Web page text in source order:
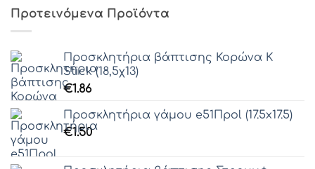
Γραμματοσειρά 51
Γραμματοσειρά 52
Γραμματοσειρά 53
Προτεινόμενα Προϊόντα
Προσκλητήρια βάπτισης Κορώνα Κ
Stick (18,5χ13)
€1.86
Προσκλητήρια γάμου e51Πpol (17.5x17.5)
€1.50